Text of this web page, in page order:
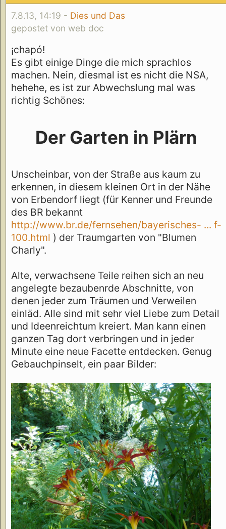
7.8.13, 14:19 - Dies und Das
gepostet von web doc
¡chapó!
Es gibt einige Dinge die mich sprachlos
machen. Nein, diesmal ist es nicht die NSA,
hehehe, es ist zur Abwechslung mal was
richtig Schönes:
Der Garten in Plärn
Unscheinbar, von der Straße aus kaum zu
erkennen, in diesem kleinen Ort in der Nähe
von Erbendorf liegt (für Kenner und Freunde
des BR bekannt
http://www.br.de/fernsehen/bayerisches- ... f-
100.html ) der Traumgarten von "Blumen
Charly".
Alte, verwachsene Teile reihen sich an neu
angelegte bezaubenrde Abschnitte, von
denen jeder zum Träumen und Verweilen
einläd. Alle sind mit sehr viel Liebe zum Detail
und Ideenreichtum kreiert. Man kann einen
ganzen Tag dort verbringen und in jeder
Minute eine neue Facette entdecken. Genug
Gebauchpinselt, ein paar Bilder: